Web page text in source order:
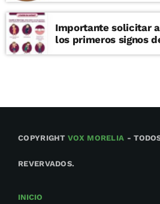
Importante solicitar
los primeros signos
COPYRIGHTVOX MORELIA -
REVERVADOS.
INICIO